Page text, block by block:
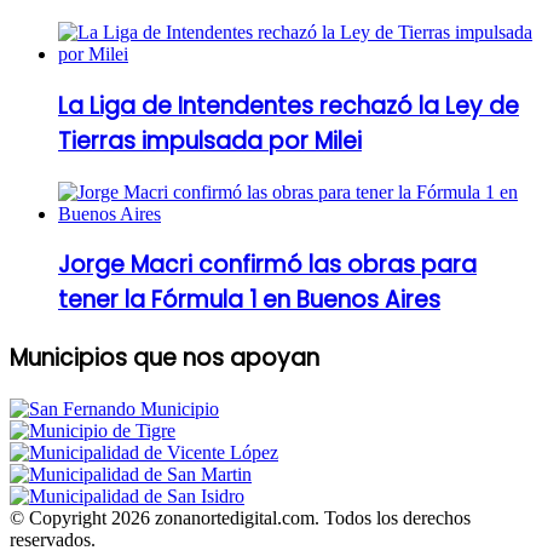
La Liga de Intendentes rechazó la Ley de
Tierras impulsada por Milei
Jorge Macri confirmó las obras para
tener la Fórmula 1 en Buenos Aires
Municipios que nos apoyan
© Copyright 2026 zonanortedigital.com. Todos los derechos
reservados.